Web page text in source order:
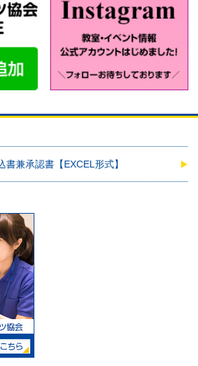
兼承認書【EXCEL形式】